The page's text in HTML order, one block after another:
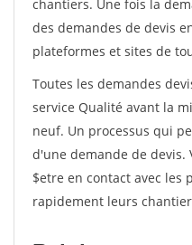
chantiers. Une fois la
des demandes de devis
plateformes et sites de
Toutes les demandes
service Qualité avant la
neuf. Un processus qui
d'une demande de devis.
$etre en contact avec
rapidement leurs